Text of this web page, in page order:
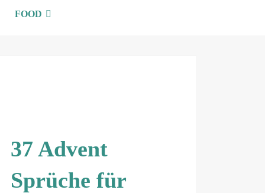
FOOD
37 Advent
Sprüche für